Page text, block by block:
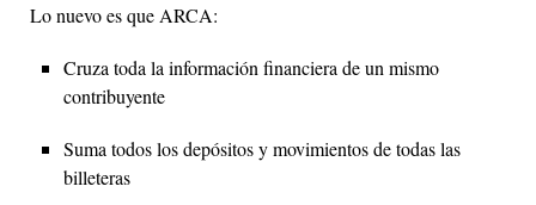
Lo nuevo es que ARCA:
Cruza toda la información financiera de un mismo
contribuyente
Suma todos los depósitos y movimientos de todas las
billeteras